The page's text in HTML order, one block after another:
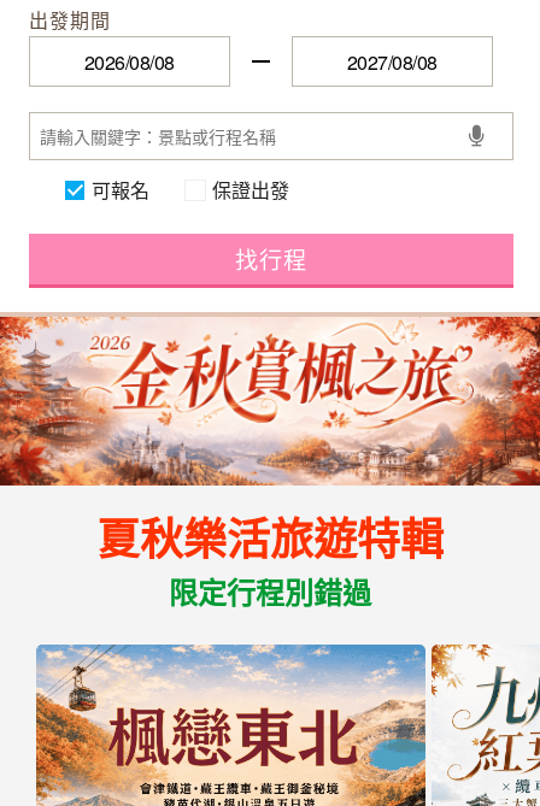
出發期間
可報名 保證出發
找行程
夏秋樂活旅遊特輯
限定行程別錯過